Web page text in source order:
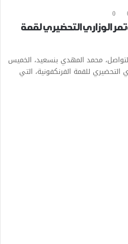
0
الوزاري التحضيري لقمة
محمد المهدي بنسعيد، الخميس
للقمة الفرنكفونية، التي